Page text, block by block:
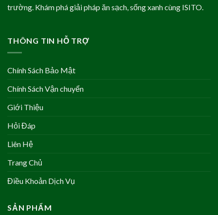
trường. Khám phá giải pháp ăn sạch, sống xanh cùng ISITO.
THÔNG TIN HỖ TRỢ
Chính Sách Bảo Mật
Chính Sách Vận chuyển
Giới Thiệu
Hỏi Đáp
Liên Hệ
Trang Chủ
Điều Khoản Dịch Vụ
SẢN PHẨM